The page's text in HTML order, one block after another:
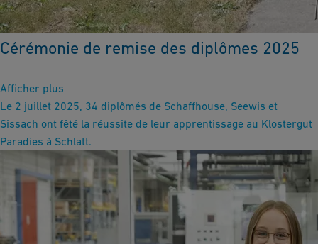
Cérémonie de remise des diplômes 2025
Afficher plus
Le 2 juillet 2025, 34 diplômés de Schaffhouse, Seewis et
Sissach ont fêté la réussite de leur apprentissage au Klostergut
Paradies à Schlatt.